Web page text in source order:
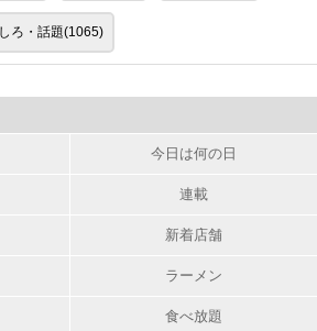
ろ・話題(1065)
今日は何の日
連載
新着店舗
ラーメン
食べ放題